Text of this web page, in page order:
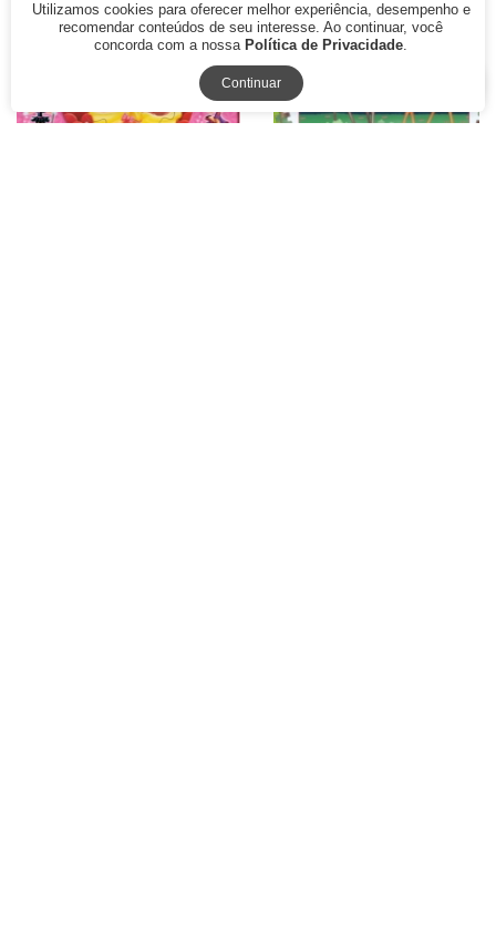
Utilizamos cookies para oferecer melhor experiência, desempenho e
recomendar conteúdos de seu interesse. Ao continuar, você
concorda com a nossa Política de Privacidade.
Continuar